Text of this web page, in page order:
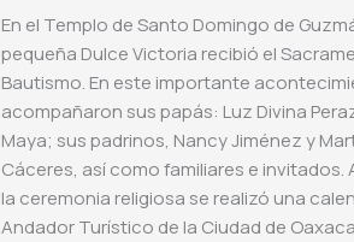
En el Templo de Santo Domingo de
pequeña Dulce Victoria recibió el
Bautismo. En este importante
acompañaron sus papás: Luz Divina
Maya; sus padrinos, Nancy Jiménez y
Cáceres, así como familiares e invitados.
la ceremonia religiosa se realizó una
Andador Turístico de la Ciudad de